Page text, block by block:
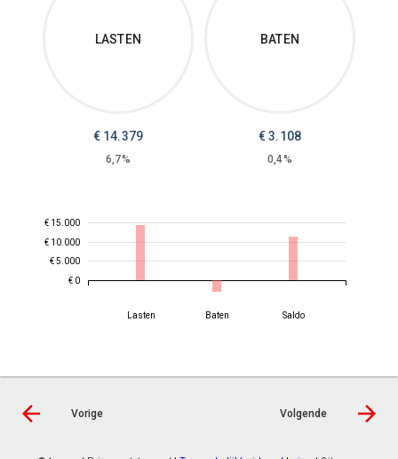
LASTEN
€ 14.379
6,7%
BATEN
€3.108
0,4%
€ 0
€ 5.000
€ 10.000
€ 15.000
Lasten Baten Saldo
Vorige Volgende